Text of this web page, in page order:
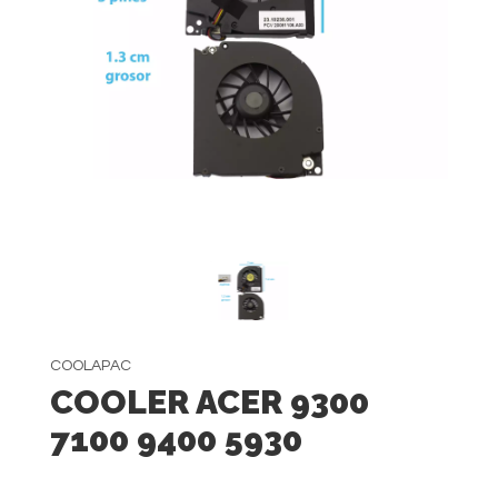
COOLAPAC
COOLER ACER 9300
7100 9400 5930